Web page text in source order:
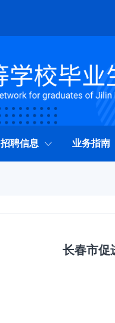
招聘信息 业务指南
长春市促